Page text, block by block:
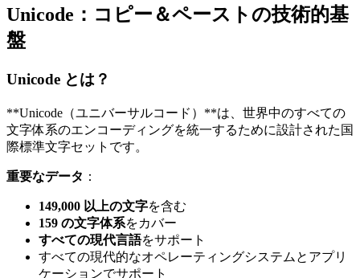
Unicode：コピー＆ペーストの技術的基
盤
Unicode とは？
**Unicode（ユニバーサルコード）**は、世界中のすべての
文字体系のエンコーディングを統一するために設計された国
際標準文字セットです。
重要なデータ ：
149,000 以上の文字を含む
159 の文字体系をカバー
すべての現代言語をサポート
すべての現代的なオペレーティングシステムとアプリ
ケーションでサポート